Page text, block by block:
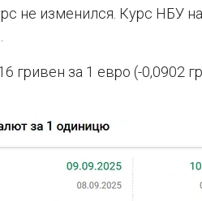
не изменился. Курс НБУ
гривен за 1 евро (-0,0902